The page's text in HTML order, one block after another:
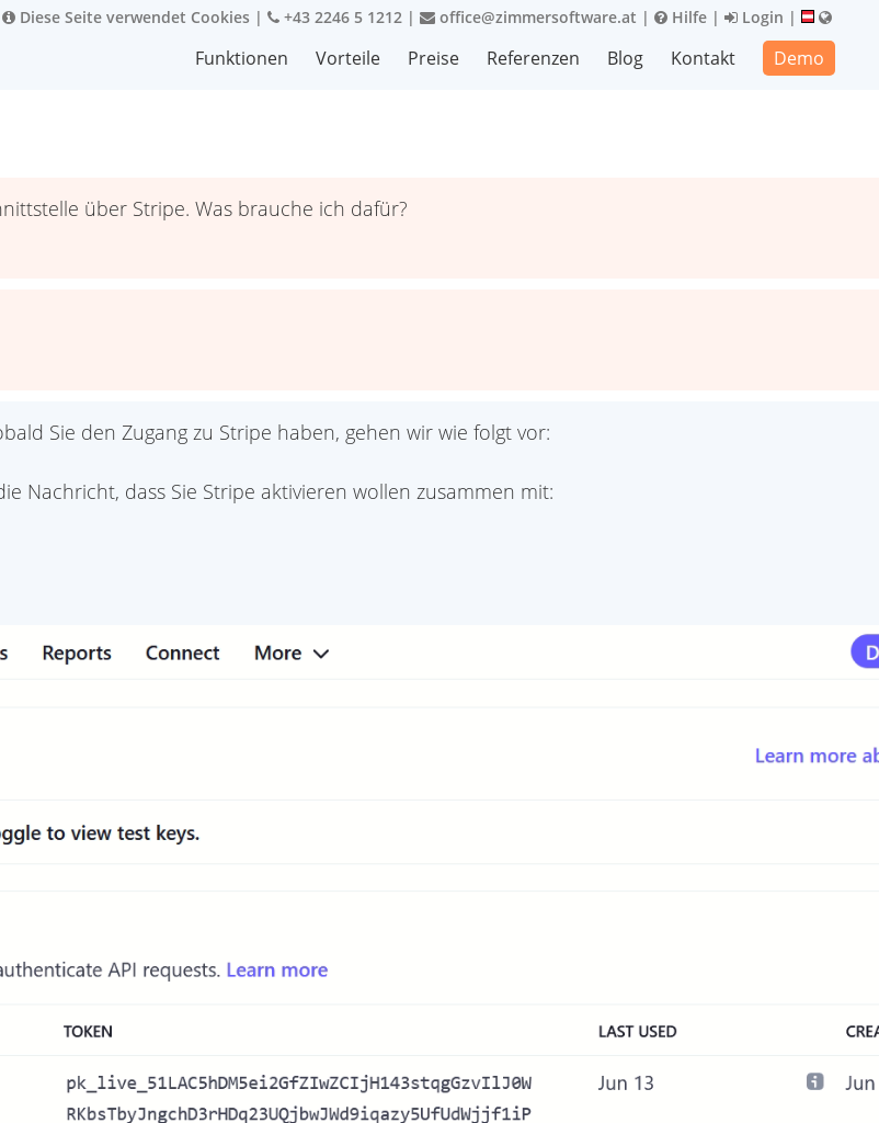
Diese Seite verwendet Cookies | +43 2246 5 1212 | office@zimmersoftware.at | Hilfe | Login |
Funktionen Vorteile Preise Referenzen Blog Kontakt Demo
über Stripe. Was brauche ich dafür?
Sie den Zugang zu Stripe haben, gehen wir wie folgt vor:
Nachricht, dass Sie Stripe aktivieren wollen zusammen mit: